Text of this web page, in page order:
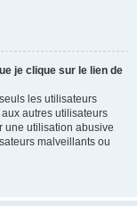
je clique sur le lien de
les utilisateurs
autres utilisateurs
une utilisation abusive
malveillants ou